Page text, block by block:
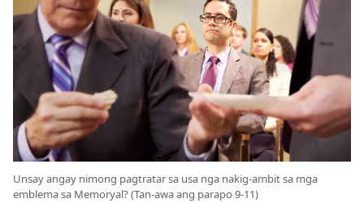
Unsay angay nimong pagtratar sa usa nga nakig-ambit sa mga
emblema sa Memoryal? (Tan-awa ang parapo 9-11)